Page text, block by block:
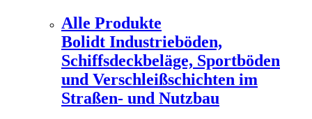
Alle Produkte
Bolidt Industrieböden,
Schiffsdeckbeläge, Sportböden
und Verschleißschichten im
Straßen- und Nutzbau